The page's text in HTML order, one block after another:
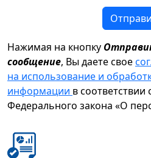
Нажимая на кнопку
сообщение, Вы даете свое
на использование и
информации в
Федерального закона «О